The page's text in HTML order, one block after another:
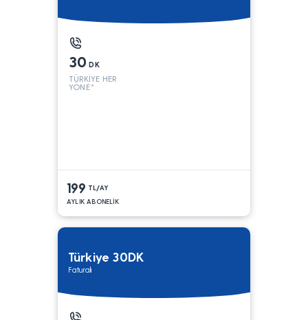
30 DK
TÜRKİYE HER
YÖNE*
199 TL/AY
AYLIK ABONELİK
Türkiye 30DK
Faturalı